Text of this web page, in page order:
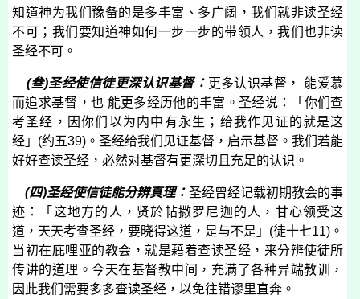
知道神为我们豫备的是多丰富、多广阔，我们就非读圣经
不可；我们要知道神如何一步一步的带领人，我们也非读
圣经不可。
(叁)圣经使信徒更深认识基督： 更多认识基督， 能爱慕
而追求基督，也 能更多经历他的丰富。圣经说：「你们查
考圣经，因你们以为内中有永生；给我作见证的就是这
经」 (约五39) 。圣经给我们见证基督，启示基督。我们若能
好好查读圣经，必然对基督有更深切且充足的认识。
(四)圣经使信徒能分辨真理： 圣经曾经记载初期教会的事
迹：「这地方的人，贤於帖撒罗尼迦的人，甘心领受这
道，天天考查圣经，要晓得这道，是与不是」 (徒十七11) 。
当初在庇哩亚的教会，就是藉着查读圣经，来分辨使徒所
传讲的道理。今天在基督教中间，充满了各种异端教训，
因此我们需要多多查读圣经，以免往错谬里直奔。